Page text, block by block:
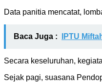
Data panitia mencatat,
Baca Juga : IPTU
Secara keseluruhan,
Sejak pagi, suasana